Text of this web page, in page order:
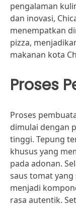
pengalaman
dan inovasi,
menempatkan
pizza,
makanan kota
Proses
Proses
dimulai dengan
tinggi. Tepung
khusus yang
pada adonan.
saus tomat
menjadi
rasa autentik.